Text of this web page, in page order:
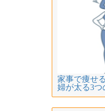
家事で痩せ
婦が太る3つ